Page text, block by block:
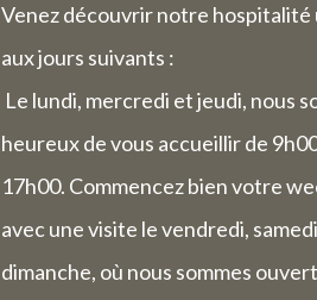
Venez découvrir notre hospitalité
aux jours suivants :
Le lundi, mercredi et jeudi, nous
heureux de vous accueillir de
17h00. Commencez bien votre
avec une visite le vendredi,
dimanche, où nous sommesLe